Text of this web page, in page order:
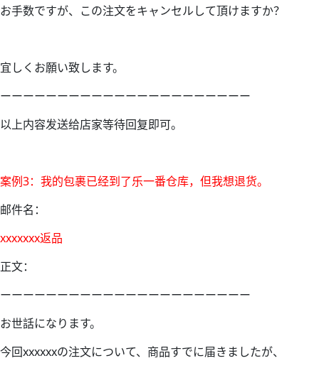
お手数ですが、この注文をキャンセルして頂けますか？
宜しくお願い致します。
ーーーーーーーーーーーーーーーーーーーーーー
以上内容发送给店家等待回复即可。
案例3：我的包裹已经到了乐一番仓库，但我想退货。
邮件名：
xxxxxxx返品
正文：
ーーーーーーーーーーーーーーーーーーーーーー
お世話になります。
今回xxxxxxの注文について、商品すでに届きましたが、